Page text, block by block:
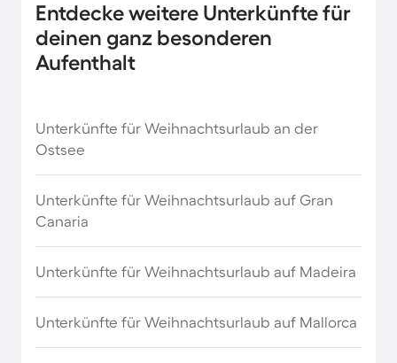
Unterkünfte für Weihnachten in Frankreich
Unterkünfte für Weihnachten in Holland
Entdecke weitere Unterkünfte für
deinen ganz besonderen
Aufenthalt
Unterkünfte für Weihnachtsurlaub an der
Ostsee
Unterkünfte für Weihnachtsurlaub auf Gran
Canaria
Unterkünfte für Weihnachtsurlaub auf Madeira
Unterkünfte für Weihnachtsurlaub auf Mallorca